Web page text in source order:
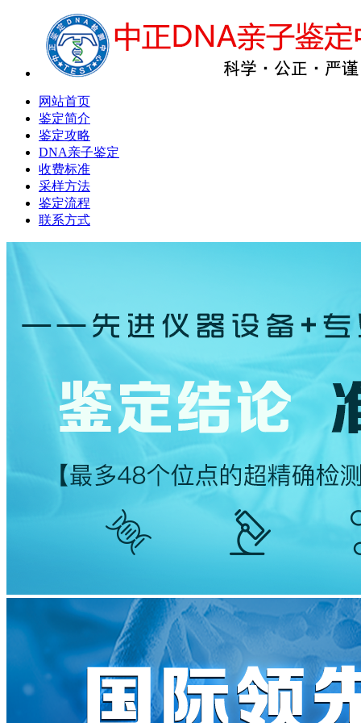
网站首页
鉴定简介
鉴定攻略
DNA亲子鉴定
收费标准
采样方法
鉴定流程
联系方式